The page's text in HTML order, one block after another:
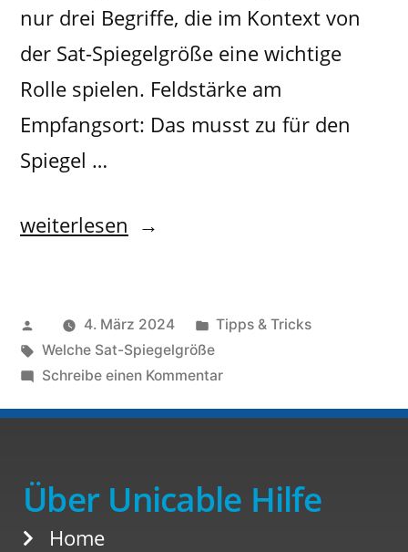
nur drei Begriffe, die im Kontext von
der Sat-Spiegelgröße eine wichtige
Rolle spielen. Feldstärke am
Empfangsort: Das musst zu für den
Spiegel …
weiterlesen
4. März 2024
Tipps & Tricks
Welche Sat-Spiegelgröße
Schreibe einen Kommentar
Über Unicable Hilfe
Home